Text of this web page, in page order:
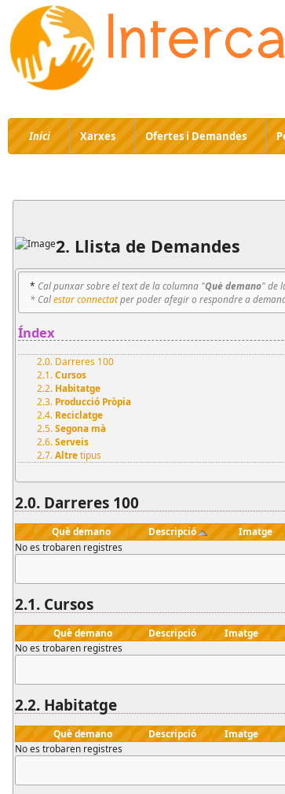
Inici Xarxes Ofertes i Demandes
2. Llista de Demandes
* Cal punxar sobre el text de la columna "Què demano" de
* Calestar connectatper poder afegir o respondre a
Índex
2.0. Darreres 100
2.1.Cursos
2.2. Habitatge
2.3. Producció Pròpia
2.4. Reciclatge
2.5.Segona mà
2.6.Serveis
2.7.Altretipus
2.0. Darreres 100
Què demano Descripció Imatge
No es trobaren registres
2.1. Cursos
Què demano Descripció Imatge
No es trobaren registres
2.2. Habitatge
Què demano Descripció Imatge
No es trobaren registres